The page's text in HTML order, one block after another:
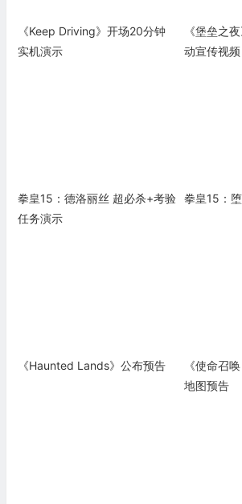
《Keep Driving》开场20分钟
实机演示
《堡垒之
动宣传视频
拳皇15：德洛丽丝 超必杀+考验
任务演示
拳皇15：
《Haunted Lands》公布预告
《使命召
地图预告